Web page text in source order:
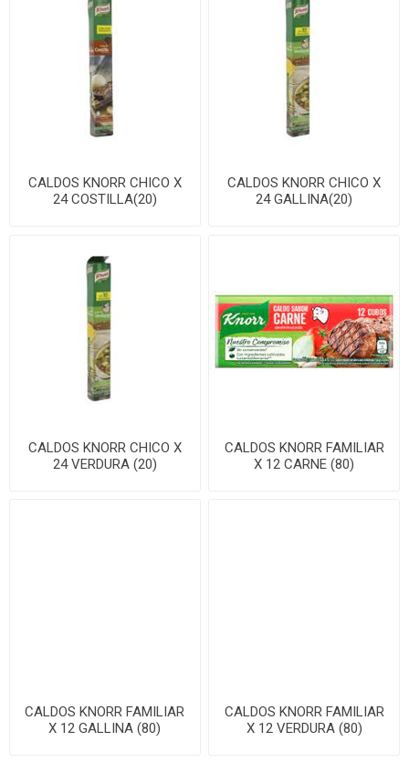
CALDOS KNORR CHICO X
24 COSTILLA(20)
CALDOS KNORR CHICO X
24 GALLINA(20)
CALDOS KNORR CHICO X
24 VERDURA (20)
CALDOS KNORR FAMILIAR
X 12 CARNE (80)
CALDOS KNORR FAMILIAR
X 12 GALLINA (80)
CALDOS KNORR FAMILIAR
X 12 VERDURA (80)